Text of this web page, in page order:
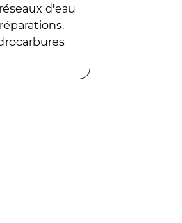
d'eau